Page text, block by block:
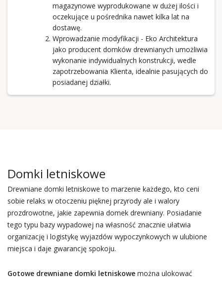
magazynowe wyprodukowane w dużej ilości i
oczekujące u pośrednika nawet kilka lat na
dostawę.
Wprowadzanie modyfikacji - Eko Architektura
jako producent domków drewnianych umożliwia
wykonanie indywidualnych konstrukcji, wedle
zapotrzebowania Klienta, idealnie pasujących do
posiadanej działki.
Domki letniskowe
Drewniane domki letniskowe to marzenie każdego, kto ceni
sobie relaks w otoczeniu pięknej przyrody ale i walory
prozdrowotne, jakie zapewnia domek drewniany. Posiadanie
tego typu bazy wypadowej na własność znacznie ułatwia
organizację i logistykę wyjazdów wypoczynkowych w ulubione
miejsca i daje gwarancję spokoju.
Gotowe drewniane domki letniskowemożna ulokować